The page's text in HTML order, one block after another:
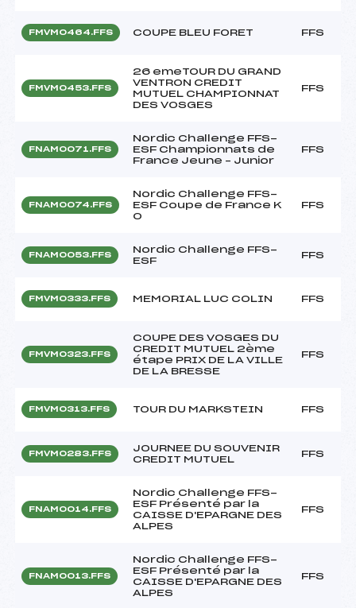
FMVM0464.FFS COUPE BLEU FORET FFS
FMVM0453.FFS
26 emeTOUR DU GRAND
VENTRON CREDIT
MUTUEL CHAMPIONNAT
DES VOSGES
FFS
FNAM0071.FFS
Nordic Challenge FFS-
ESF Championnats de
France Jeune – Junior
FFS
FNAM0074.FFS
Nordic Challenge FFS-
ESF Coupe de France K
O
FFS
FNAM0053.FFS
Nordic Challenge FFS-
ESF
FFS
FMVM0333.FFS MEMORIAL LUC COLIN FFS
FMVM0323.FFS
C0UPE DES VOSGES DU
CREDIT MUTUEL 2ème
étape PRIX DE LA VILLE
DE LA BRESSE
FFS
FMVM0313.FFS TOUR DU MARKSTEIN FFS
FMVM0283.FFS
JOURNEE DU SOUVENIR
CREDIT MUTUEL
FFS
FNAM0014.FFS
Nordic Challenge FFS-
ESF Présenté par la
CAISSE D'EPARGNE DES
ALPES
FFS
FNAM0013.FFS
Nordic Challenge FFS-
ESF Présenté par la
CAISSE D'EPARGNE DES
ALPES
FFS